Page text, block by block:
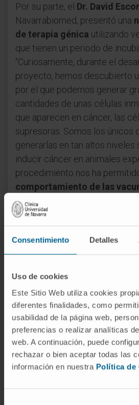
Consentimiento Detalles
Uso de cookies
Este Sitio Web utiliza cookies
diferentes finalidades, como
usabilidad de la página web,
preferencias o realizar analíticas
web. A continuación, puede
rechazar o bien aceptar todas las
información en nuestra Política de
Por su parte, el Dr. David
Navarrabiomed, presentó una
de terapia génica utilizando
que tienen un periodo de
"Curiosamente, durante el
proyecto, hemos descubierto
por el que podemos generar
cantidades de unas células
que aparecen en cáncer, las
supresoras. Somos los únicos
generarlas en tan altos niveles
inducir cáncer en animales
procedimiento nos ha
comportamiento de las
cáncer
que hemos
utilizarlos en los animales de
hecho de poder crecer estas
tan altos niveles nos permitirá
dianas terapéuticas".
La investigación con
Durante el evento, los
denunciaron laescasez de
económicospara investigar
"Otros colegas en los países
cuentan con más recursos
España tenemos un plantel de